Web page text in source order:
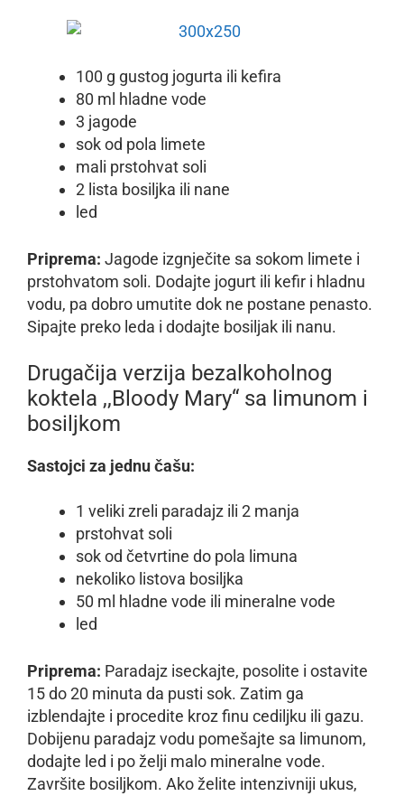
100 g gustog jogurta ili kefira
80 ml hladne vode
3 jagode
sok od pola limete
mali prstohvat soli
2 lista bosiljka ili nane
led
Priprema: Jagode izgnječite sa sokom limete i
prstohvatom soli. Dodajte jogurt ili kefir i hladnu
vodu, pa dobro umutite dok ne postane penasto.
Sipajte preko leda i dodajte bosiljak ili nanu.
Drugačija verzija bezalkoholnog
koktela ,,Bloody Mary“ sa limunom i
bosiljkom
Sastojci za jednu čašu:
1 veliki zreli paradajz ili 2 manja
prstohvat soli
sok od četvrtine do pola limuna
nekoliko listova bosiljka
50 ml hladne vode ili mineralne vode
led
Priprema: Paradajz iseckajte, posolite i ostavite
15 do 20 minuta da pusti sok. Zatim ga
izblendajte i procedite kroz finu cediljku ili gazu.
Dobijenu paradajz vodu pomešajte sa limunom,
dodajte led i po želji malo mineralne vode.
Završite bosiljkom. Ako želite intenzivniji ukus,